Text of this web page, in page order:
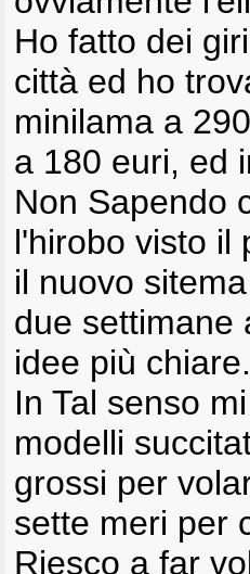
Ho fatto dei
città ed ho
minilama a
a 180 euri, ed
Non Sapendo
l'hirobo visto il
il nuovo
due settimane
idee più chiare.
In Tal senso
modelli
grossi per
sette meri per
Riesco a far